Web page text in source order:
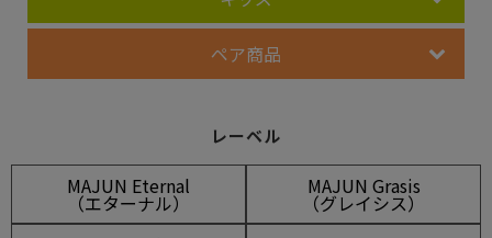
ペア商品
レーベル
MAJUN Eternal
（エターナル）
MAJUN Grasis
（グレイシス）